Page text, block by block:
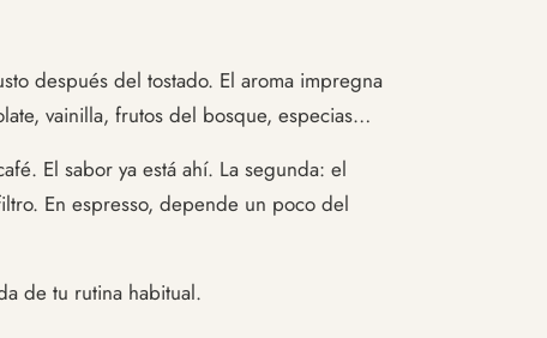
después del tostado. El aroma impregna
vainilla, frutos del bosque, especias…
El sabor ya está ahí. La segunda: el
En espresso, depende un poco del
de tu rutina habitual.